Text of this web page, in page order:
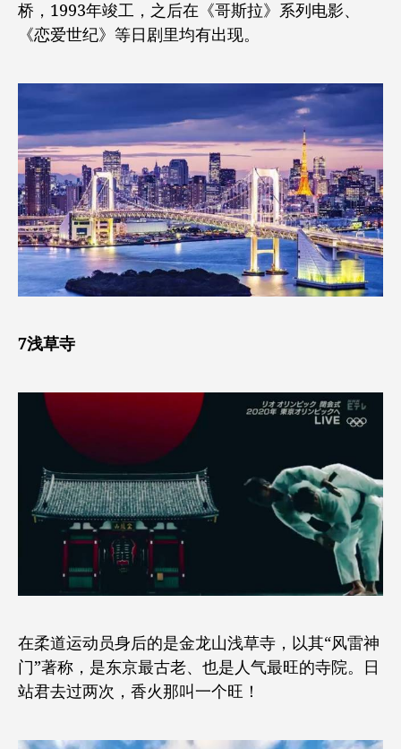
桥，1993年竣工，之后在《哥斯拉》系列电影、
《恋爱世纪》等日剧里均有出现。
7浅草寺
在柔道运动员身后的是金龙山浅草寺，以其“风雷神
门”著称，是东京最古老、也是人气最旺的寺院。日
站君去过两次，香火那叫一个旺！